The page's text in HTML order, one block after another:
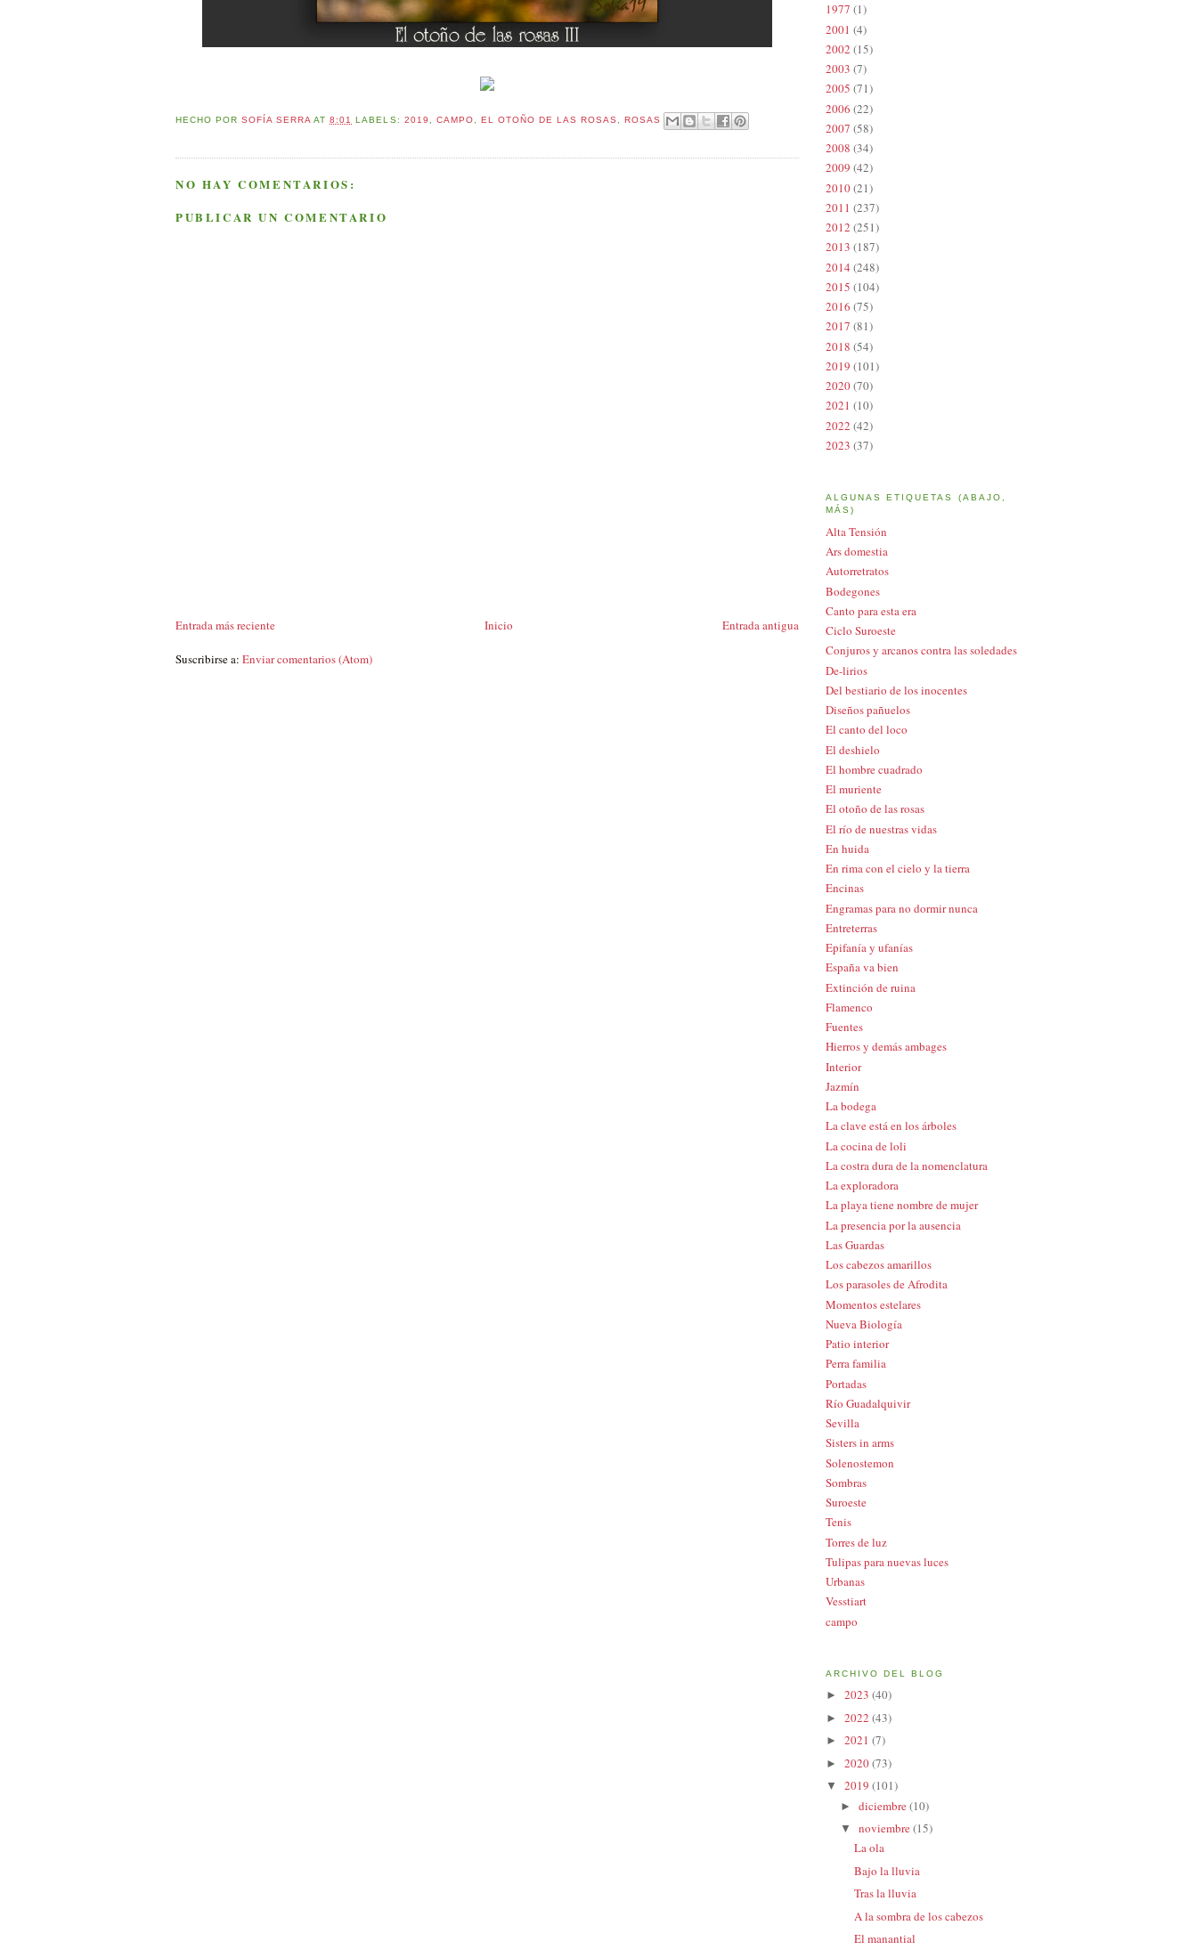
HECHO PORSOFÍA SERRAAT8:01 LABELS: 2019 CAMPO EL OTOÑO DE LAS ROSAS ,ROSAS
NO HAY COMENTARIOS:
PUBLICAR UN COMENTARIO
Entrada más reciente Entrada antigua
Inicio
Suscribirse a: Enviar comentarios (Atom)
1977 (1)
2001 (4)
2002 (15)
2003 (7)
2005 (71)
2006 (22)
2007 (58)
2008 (34)
2009 (42)
2010(21)
2011 (237)
2012 (251)
2013 (187)
2014 (248)
2015 (104)
2016 (75)
2017 (81)
2018 (54)
2019 (101)
2020(70)
2021 (10)
2022 (42)
2023 (37)
ALGUNAS ETIQUETAS (ABAJO,
MÁS)
Alta Tensión
Ars domestia
Autorretratos
Bodegones
Canto para esta era
Ciclo Suroeste
Conjuros y arcanos contra las soledades
De-lirios
Del bestiario de los inocentes
Diseños pañuelos
El canto del loco
El deshielo
El hombre cuadrado
El muriente
El otoño de las rosas
El río de nuestras vidas
En huida
En rima con el cielo y la tierra
Encinas
Engramas para no dormir nunca
Entreterras
Epifanía y ufanías
España va bien
Extinción de ruina
Flamenco
Fuentes
Hierros y demás ambages
Interior
Jazmín
La bodega
La clave está en los árboles
La cocina de loli
La costra dura de la nomenclatura
La exploradora
La playa tiene nombre de mujer
La presencia por la ausencia
Las Guardas
Los cabezos amarillos
Los parasoles de Afrodita
Momentos estelares
Nueva Biología
Patio interior
Perra familia
Portadas
Río Guadalquivir
Sevilla
Sisters in arms
Solenostemon
Sombras
Suroeste
Tenis
Torres de luz
Tulipas para nuevas luces
Urbanas
Vesstiart
campo
ARCHIVO DEL BLOG
► 2023 (40)
► 2022 (43)
► 2021 (7)
► 2020(73)
▼ 2019 (101)
► diciembre(10)
▼ noviembre(15)
La ola
Bajo la lluvia
Tras la lluvia
A la sombra de los cabezos
El manantial